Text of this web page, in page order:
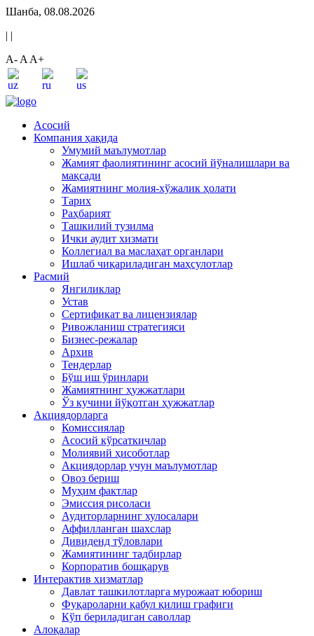
Шанба, 08.08.2026
| |
A- A A+
Асосий
Компания ҳақида
Умумий маълумотлар
Жамият фаолиятининг асосий йўналишлари ва
мақсади
Жамиятнинг молия-хўжалик ҳолати
Тарих
Раҳбарият
Ташкилий тузилма
Ички аудит хизмати
Коллегиал ва маслаҳат органлари
Ишлаб чиқариладиган маҳсулотлар
Расмий
Янгиликлар
Устав
Сертификат ва лицензиялар
Ривожланиш стратегияси
Бизнес-режалар
Архив
Тендерлар
Бўш иш ўринлари
Жамиятнинг ҳужжатлари
Ўз кучини йўқотган ҳужжатлар
Акциядорларга
Комиссиялар
Асосий кўрсаткичлар
Молиявий ҳисоботлар
Акциядорлар учун маълумотлар
Овоз бериш
Муҳим фактлар
Эмиссия рисоласи
Аудиторларнинг хулосалари
Аффилланган шахслар
Дивиденд тўловлари
Жамиятининг тадбирлар
Корпоратив бошқарув
Интерактив хизматлар
Давлат ташкилотларга мурожаат юбориш
Фуқароларни қабул қилиш графиги
Кўп бериладиган саволлар
Алоқалар